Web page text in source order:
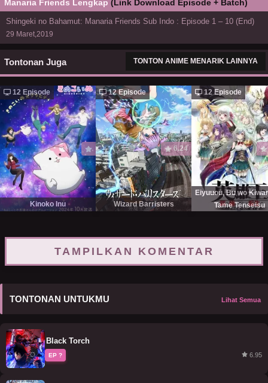
Manaria Friends Lengkap (Link Download Episode + Batch)
Shingeki no Bahamut: Manaria Friends Sub Indo : Episode 1 – 10 (End)
29 Maret,2019
Tontonan Juga TONTON ANIME MENARIK LAINNYA
12 Episode
Kinoko Inu
12 Episode
6.24
Wizard Barristers
12 Episode
Eiyuuou, Bu wo
Tame Tenseisu
TAMPILKAN KOMENTAR
TONTONAN UNTUKMU Lihat Semua
Black Torch
EP ? 6.95